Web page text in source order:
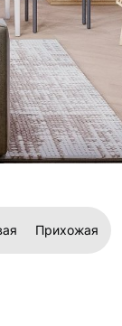
Прихожая